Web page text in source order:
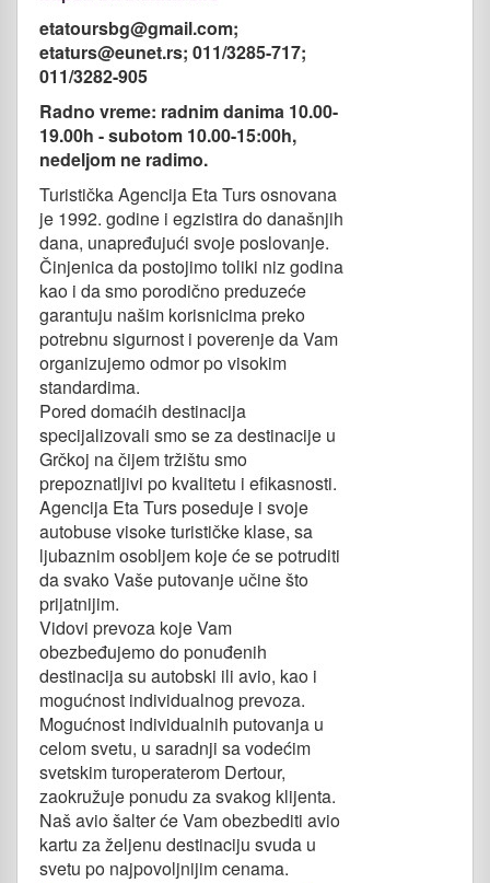
etatoursbg@gmail.com;
etaturs@eunet.rs; 011/3285-717;
011/3282-905
Radno vreme: radnim danima 10.00-
19.00h - subotom 10.00-15:00h,
nedeljom ne radimo.
Turistička Agencija Eta Turs osnovana
je 1992. godine i egzistira do današnjih
dana, unapređujući svoje poslovanje.
Činjenica da postojimo toliki niz godina
kao i da smo porodično preduzeće
garantuju našim korisnicima preko
potrebnu sigurnost i poverenje da Vam
organizujemo odmor po visokim
standardima.
Pored domaćih destinacija
specijalizovali smo se za destinacije u
Grčkoj na čijem tržištu smo
prepoznatljivi po kvalitetu i efikasnosti.
Agencija Eta Turs poseduje i svoje
autobuse visoke turističke klase, sa
ljubaznim osobljem koje će se potruditi
da svako Vaše putovanje učine što
prijatnijim.
Vidovi prevoza koje Vam
obezbeđujemo do ponuđenih
destinacija su autobski ili avio, kao i
mogućnost individualnog prevoza.
Mogućnost individualnih putovanja u
celom svetu, u saradnji sa vodećim
svetskim turoperaterom Dertour,
zaokružuje ponudu za svakog klijenta.
Naš avio šalter će Vam obezbediti avio
kartu za željenu destinaciju svuda u
svetu po najpovoljnijim cenama.